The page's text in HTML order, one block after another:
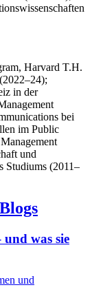
Harvard T.H.
in der
bei
im Public
und
Studiums (2011–
und was sie